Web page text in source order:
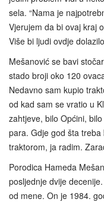
sela. “Nama je
Vjerujem da bi ovaj kraj
Više bi ljudi ovdje
Mešanović se bavi
stado broji oko 120
Nedavno sam kupio
od kad sam se vratio u
zahtjeve, bilo Općini,
para. Gdje god šta
traktorom, ja radim.
Porodica Hameda
posljednje dvije
od mene. On je 1984.